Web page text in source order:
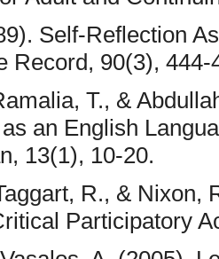
Self-Reflection
Record, 90(3), 444-
T., &
an English
13(1), 10-20.
R., & Nixon,
Participatory